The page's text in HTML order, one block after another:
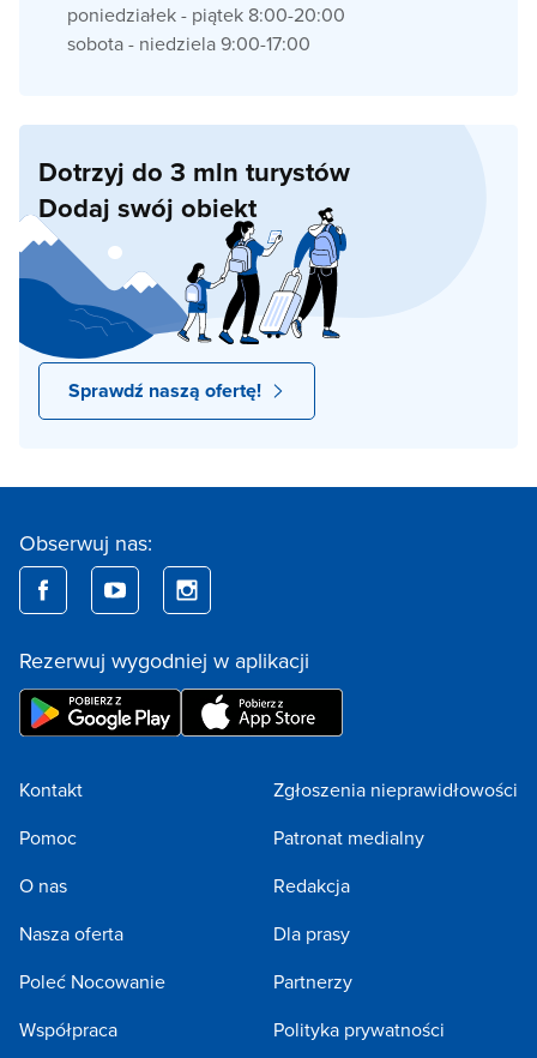
poniedziałek - piątek 8:00-20:00
sobota - niedziela 9:00-17:00
Dotrzyj do 3 mln turystów
Dodaj swój obiekt
Sprawdź naszą ofertę!
Obserwuj nas:
Rezerwuj wygodniej w aplikacji
Kontakt
Pomoc
O nas
Nasza oferta
Poleć Nocowanie
Współpraca
Zgłoszenia nieprawidłowości
Patronat medialny
Redakcja
Dla prasy
Partnerzy
Polityka prywatności